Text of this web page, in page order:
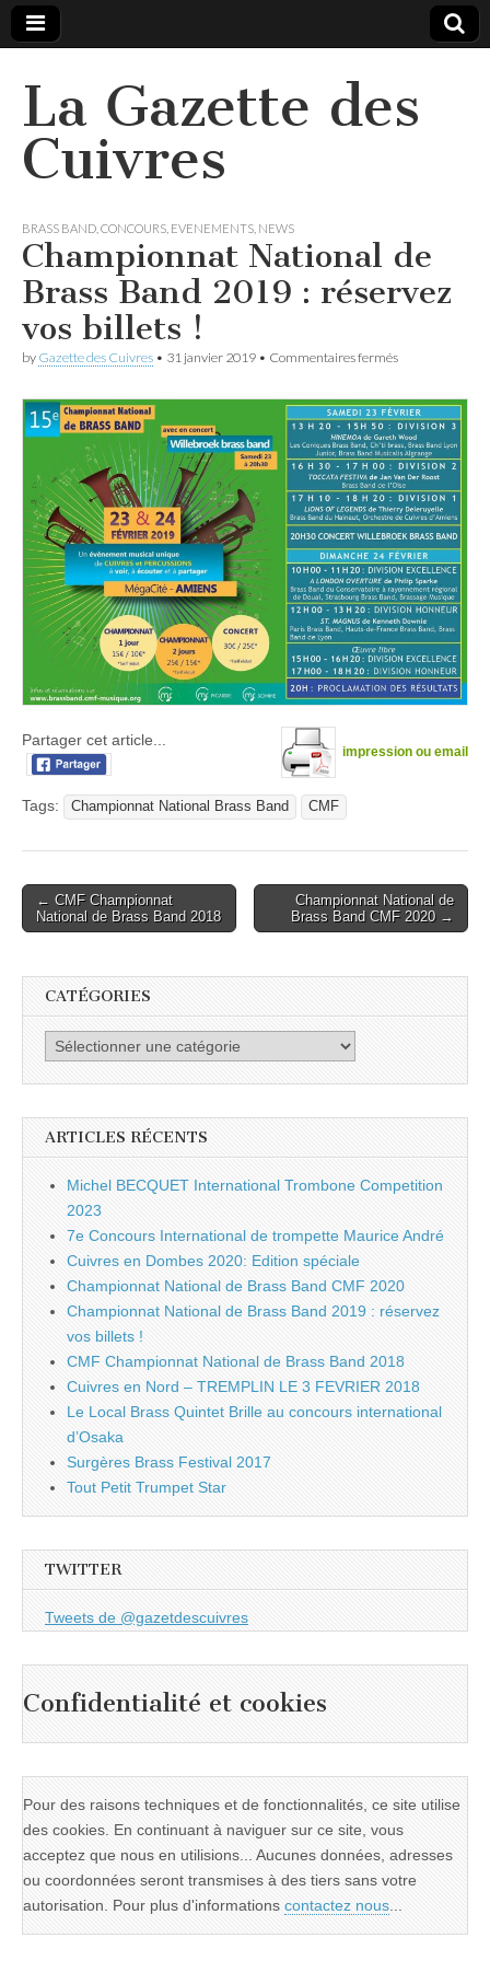
La Gazette des
Cuivres
BRASS BAND CONCOURS EVENEMENTS NEWS
Championnat National de
Brass Band 2019 : réservez
vos billets !
by Gazette des Cuivres • 31 janvier 2019 • Commentaires ferméssur
de
Brass
Band
2019
:
réservez
vos
billets
!
impression ou email
Partager cet article...
Tags: Championnat National Brass Band CMF
Post
navigation
← CMF Championnat
National de Brass Band 2018
Championnat National de
Brass Band CMF 2020 →
CATÉGORIES
Catégories
ARTICLES RÉCENTS
Michel BECQUET International Trombone Competition
2023
7e Concours International de trompette Maurice André
Cuivres en Dombes 2020: Edition spéciale
Championnat National de Brass Band CMF 2020
Championnat National de Brass Band 2019 : réservez
vos billets !
CMF Championnat National de Brass Band 2018
Cuivres en Nord – TREMPLIN LE 3 FEVRIER 2018
Le Local Brass Quintet Brille au concours international
d’Osaka
Surgères Brass Festival 2017
Tout Petit Trumpet Star
TWITTER
Tweets de @gazetdescuivres
Confidentialité et cookies
Pour des raisons techniques et de fonctionnalités, ce site utilise
des cookies. En continuant à naviguer sur ce site, vous
acceptez que nous en utilisions... Aucunes données, adresses
ou coordonnées seront transmises à des tiers sans votre
autorisation. Pour plus d'informations contactez nous